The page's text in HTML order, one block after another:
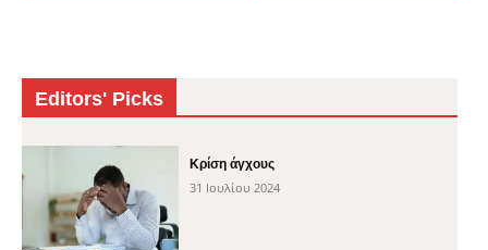
Editors' Picks
Κρίση άγχους
31 Ιουλίου 2024